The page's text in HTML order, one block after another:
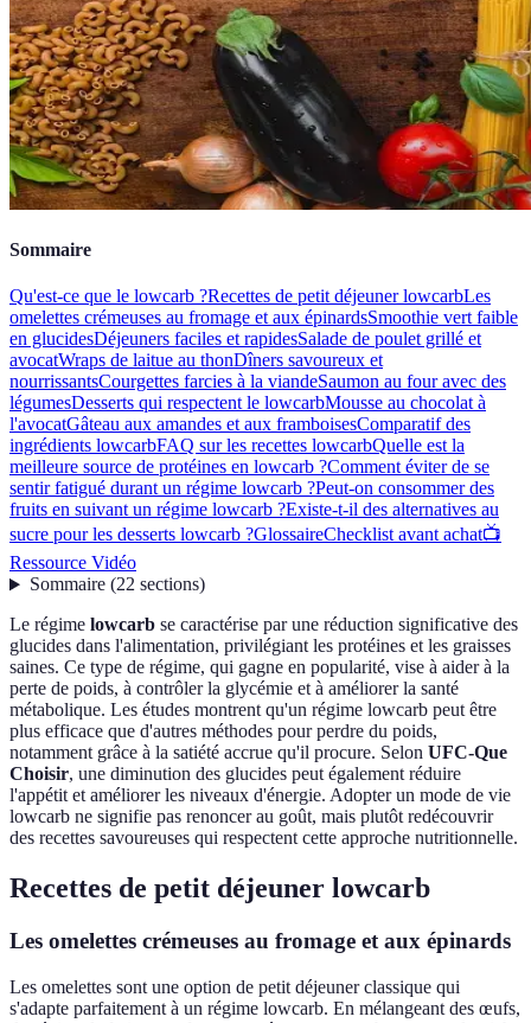
Sommaire
Qu'est-ce que le lowcarb ?Recettes de petit déjeuner lowcarbLes
omelettes crémeuses au fromage et aux épinardsSmoothie vert faible
en glucidesDéjeuners faciles et rapidesSalade de poulet grillé et
avocatWraps de laitue au thonDîners savoureux et
nourrissantsCourgettes farcies à la viandeSaumon au four avec des
légumesDesserts qui respectent le lowcarbMousse au chocolat à
l'avocatGâteau aux amandes et aux framboisesComparatif des
ingrédients lowcarbFAQ sur les recettes lowcarbQuelle est la
meilleure source de protéines en lowcarb ?Comment éviter de se
sentir fatigué durant un régime lowcarb ?Peut-on consommer des
fruits en suivant un régime lowcarb ?Existe-t-il des alternatives au
sucre pour les desserts lowcarb ?GlossaireChecklist avant achat📺
Ressource Vidéo
Sommaire(22 sections)
Le régime lowcarb se caractérise par une réduction significative des
glucides dans l'alimentation, privilégiant les protéines et les graisses
saines. Ce type de régime, qui gagne en popularité, vise à aider à la
perte de poids, à contrôler la glycémie et à améliorer la santé
métabolique. Les études montrent qu'un régime lowcarb peut être
plus efficace que d'autres méthodes pour perdre du poids,
notamment grâce à la satiété accrue qu'il procure. Selon UFC-Que
Choisir, une diminution des glucides peut également réduire
l'appétit et améliorer les niveaux d'énergie. Adopter un mode de vie
lowcarb ne signifie pas renoncer au goût, mais plutôt redécouvrir
des recettes savoureuses qui respectent cette approche nutritionnelle.
Recettes de petit déjeuner lowcarb
Les omelettes crémeuses au fromage et aux épinards
Les omelettes sont une option de petit déjeuner classique qui
s'adapte parfaitement à un régime lowcarb. En mélangeant des œufs,